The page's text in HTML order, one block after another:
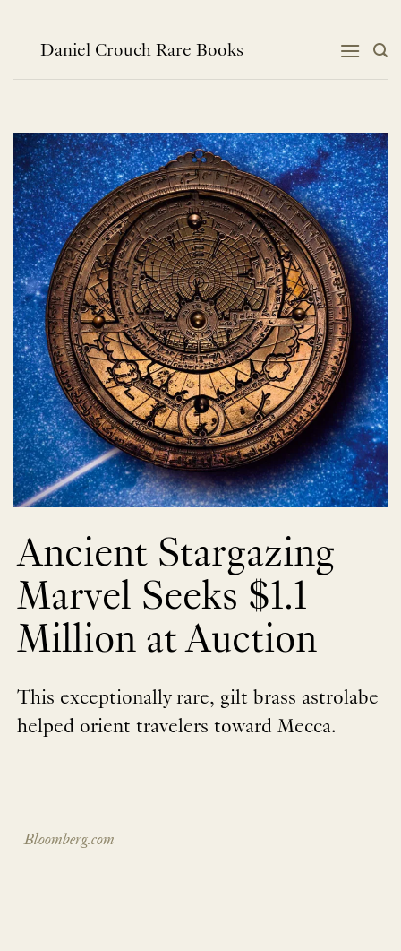
Daniel Crouch Rare Books
Ancient Stargazing
Marvel Seeks $1.1
Million at Auction
This exceptionally rare, gilt brass astrolabe
helped orient travelers toward Mecca.
Bloomberg.com